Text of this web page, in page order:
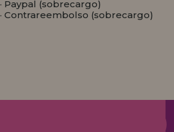
· Paypal (sobrecargo)
· Contrareembolso (sobrecargo)